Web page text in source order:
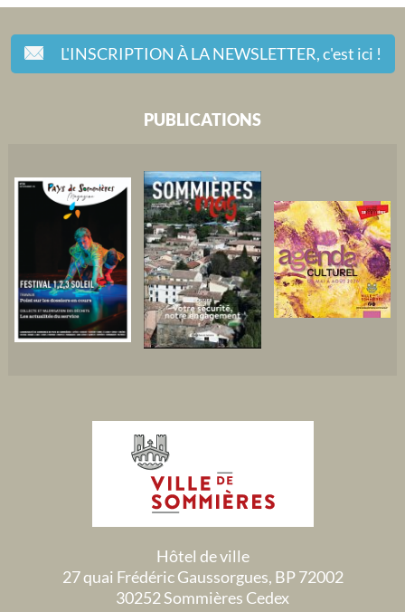
L'INSCRIPTION À LA NEWSLETTER,c'est ici !
PUBLICATIONS
Hôtel de ville
27 quai Frédéric Gaussorgues, BP 72002
30252 Sommières Cedex